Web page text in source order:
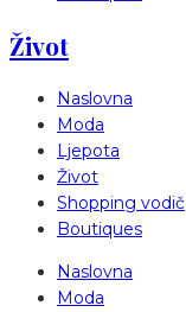
Život
Naslovna
Moda
Ljepota
Život
Shopping vodič
Boutiques
Naslovna
Moda